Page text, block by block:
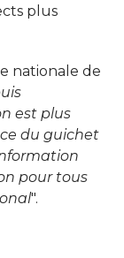
plus
nationale de
est plus
du guichet
pour tous
".